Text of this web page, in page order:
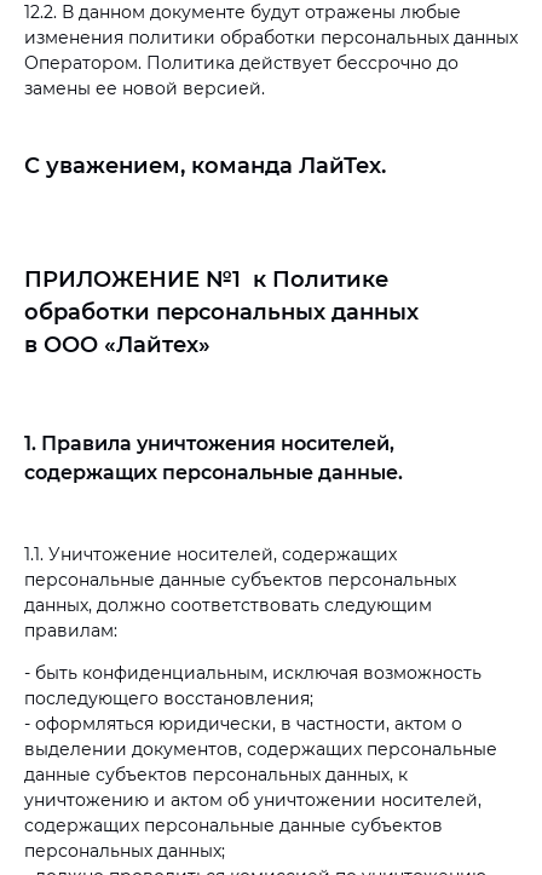
12.2. В данном документе будут отражены любые
изменения политики обработки персональных данных
Оператором. Политика действует бессрочно до
замены ее новой версией.
С уважением, команда ЛайТех.
ПРИЛОЖЕНИЕ №1 к Политике
обработки персональных данных
в ООО «Лайтех»
1. Правила уничтожения носителей,
содержащих персональные данные.
1.1. Уничтожение носителей, содержащих
персональные данные субъектов персональных
данных, должно соответствовать следующим
правилам:
- быть конфиденциальным, исключая возможность
последующего восстановления;
- оформляться юридически, в частности, актом о
выделении документов, содержащих персональные
данные субъектов персональных данных, к
уничтожению и актом об уничтожении носителей,
содержащих персональные данные субъектов
персональных данных;